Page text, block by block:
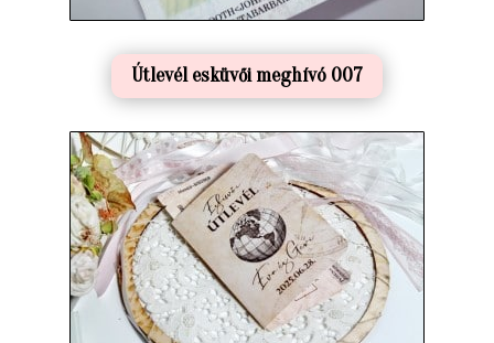
Útlevél esküvői meghívó 007